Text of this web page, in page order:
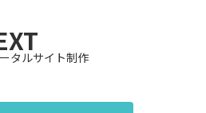
タルサイト制作